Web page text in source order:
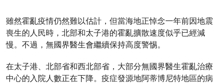
雖然霍亂疫情仍然難以估計，但當海地正悼念一年前因地震
喪生的人民時，北部和太子港的霍亂擴散速度似乎已經減
慢。不過，無國界醫生會繼續保持高度警惕。
在太子港、北部省和西北部省，大部分無國界醫生霍亂治療
中心的入院人數正在下降。疫症發源地阿蒂博尼特地區的病